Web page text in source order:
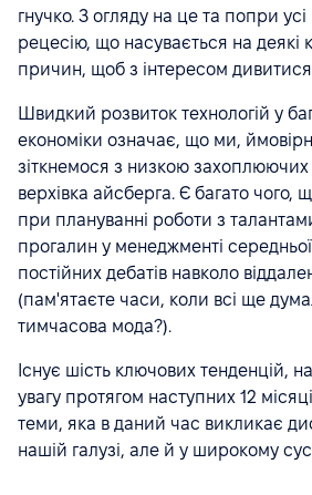
гнучко. З огляду на це та попри
рецесію, що насувається на деякі
причин, щоб з інтересом дивитися
Швидкий розвиток технологій у
економіки означає, що ми,
зіткнемося з низкою
верхівка айсберга. Є багато чого,
при плануванні роботи з
прогалин у менеджменті
постійних дебатів навколо
(пам'ятаєте часи, коли всі ще
тимчасова мода?).
Існує шість ключових тенденцій,
увагу протягом наступних 12
теми, яка в даний час викликає
нашій галузі, але й у широкому